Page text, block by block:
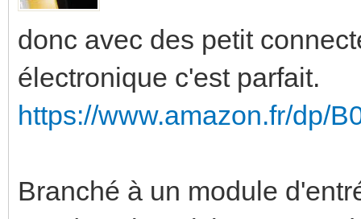
donc avec des petit
électronique c'est parfait.
https://www.amazon.fr/dp/
Branché à un module